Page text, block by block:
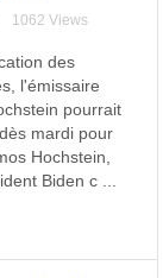
1062 Views
des
l'émissaire
pourrait
mardi pour
Hochstein,
Biden c ...